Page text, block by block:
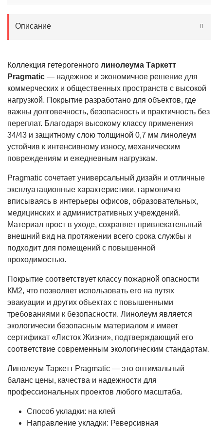
Описание
Коллекция гетерогенного линолеума Таркетт
Pragmatic — надежное и экономичное решение для
коммерческих и общественных пространств с высокой
нагрузкой. Покрытие разработано для объектов, где
важны долговечность, безопасность и практичность без
переплат. Благодаря высокому классу применения
34/43 и защитному слою толщиной 0,7 мм линолеум
устойчив к интенсивному износу, механическим
повреждениям и ежедневным нагрузкам.
Pragmatic сочетает универсальный дизайн и отличные
эксплуатационные характеристики, гармонично
вписываясь в интерьеры офисов, образовательных,
медицинских и административных учреждений.
Материал прост в уходе, сохраняет привлекательный
внешний вид на протяжении всего срока службы и
подходит для помещений с повышенной
проходимостью.
Покрытие соответствует классу пожарной опасности
КМ2, что позволяет использовать его на путях
эвакуации и других объектах с повышенными
требованиями к безопасности. Линолеум является
экологически безопасным материалом и имеет
сертификат «Листок Жизни», подтверждающий его
соответствие современным экологическим стандартам.
Линолеум Таркетт Pragmatic — это оптимальный
баланс цены, качества и надежности для
профессиональных проектов любого масштаба.
Способ укладки: на клей
Направление укладки: Реверсивная